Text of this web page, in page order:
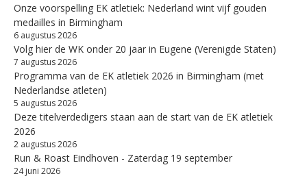
Onze voorspelling EK atletiek: Nederland wint vijf gouden
medailles in Birmingham
6 augustus 2026
Volg hier de WK onder 20 jaar in Eugene (Verenigde Staten)
7 augustus 2026
Programma van de EK atletiek 2026 in Birmingham (met
Nederlandse atleten)
5 augustus 2026
Deze titelverdedigers staan aan de start van de EK atletiek
2026
2 augustus 2026
Run & Roast Eindhoven - Zaterdag 19 september
24 juni 2026